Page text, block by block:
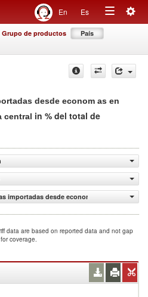
En Es
Toggle
Grupo de productos País
desde econom as en
central in % del total de
importadas desde econom as en
data are based on reported data and not gap
for coverage.